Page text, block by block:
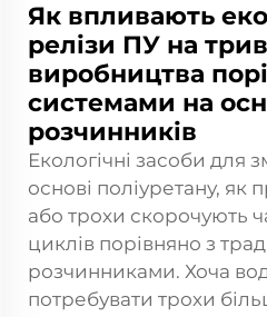
Як впливають
релізи ПУ на
виробництва
системами на
розчинників
Екологічні засоби для
основі поліуретану, як
або трохи скорочують
циклів порівняно з
розчинниками. Хоча
потребувати трохи